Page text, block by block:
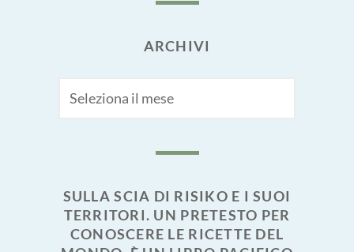
ARCHIVI
SULLA SCIA DI RISIKO E I SUOI
TERRITORI. UN PRETESTO PER
CONOSCERE LE RICETTE DEL